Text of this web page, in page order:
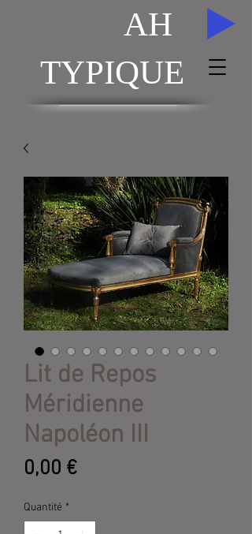
AH
TYPIQUE
ACHAT / VENTE TABLEAUX
Lit de Repos
Méridienne
Napoléon III
0,00 €Prix
Quantité *